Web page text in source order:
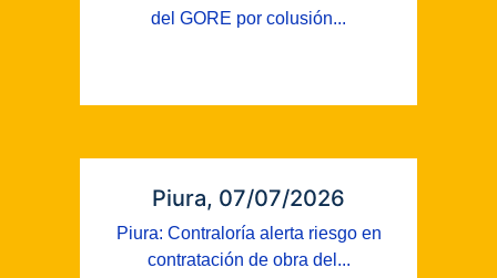
del GORE por colusión...
Piura, 07/07/2026
Piura: Contraloría alerta riesgo en
contratación de obra del...